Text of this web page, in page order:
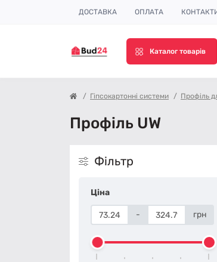
ДОСТАВКА ОПЛАТА
Каталог товарів
Гіпсокартонні системи Профіль
Профіль UW
Фільтр
Ціна
- грн